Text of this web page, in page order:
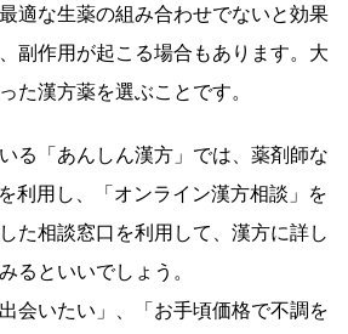
適な生薬の組み合わせでないと効果
副作用が起こる場合もあります。大
た漢方薬を選ぶことです。
る「あんしん漢方」では、薬剤師な
利用し、「オンライン漢方相談」を
た相談窓口を利用して、漢方に詳し
るといいでしょう。
会いたい」、「お手頃価格で不調を